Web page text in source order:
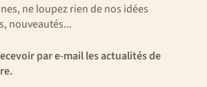
ne loupez rien de nos idées
nouveautés...
par e-mail les actualités de